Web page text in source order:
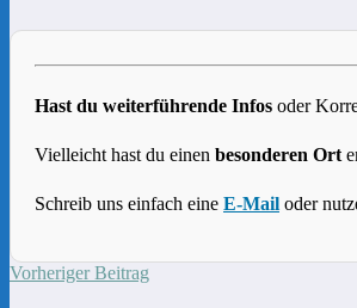
Hast du weiterführende Infos oder
Vielleicht hast du einen besonderen Ort
Schreib uns einfach eine E-Mail oder
Vorheriger Beitrag